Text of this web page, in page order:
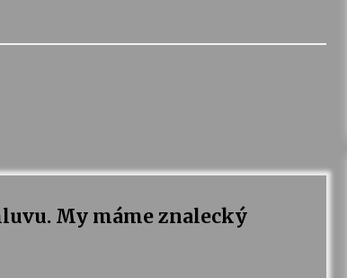
My máme znalecký